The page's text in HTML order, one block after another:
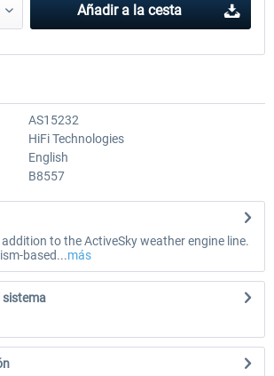
Añadir a la cesta
AS15232
HiFi Technologies
English
B8557
to the ActiveSky weather engine line.
based...más
sistema